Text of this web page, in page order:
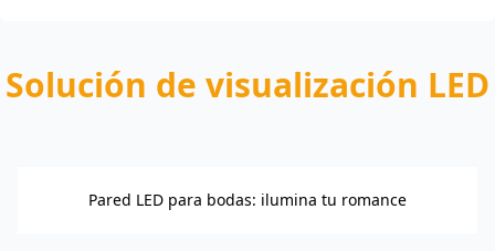
Solución de visualización LED
Pared LED para bodas: ilumina tu romance